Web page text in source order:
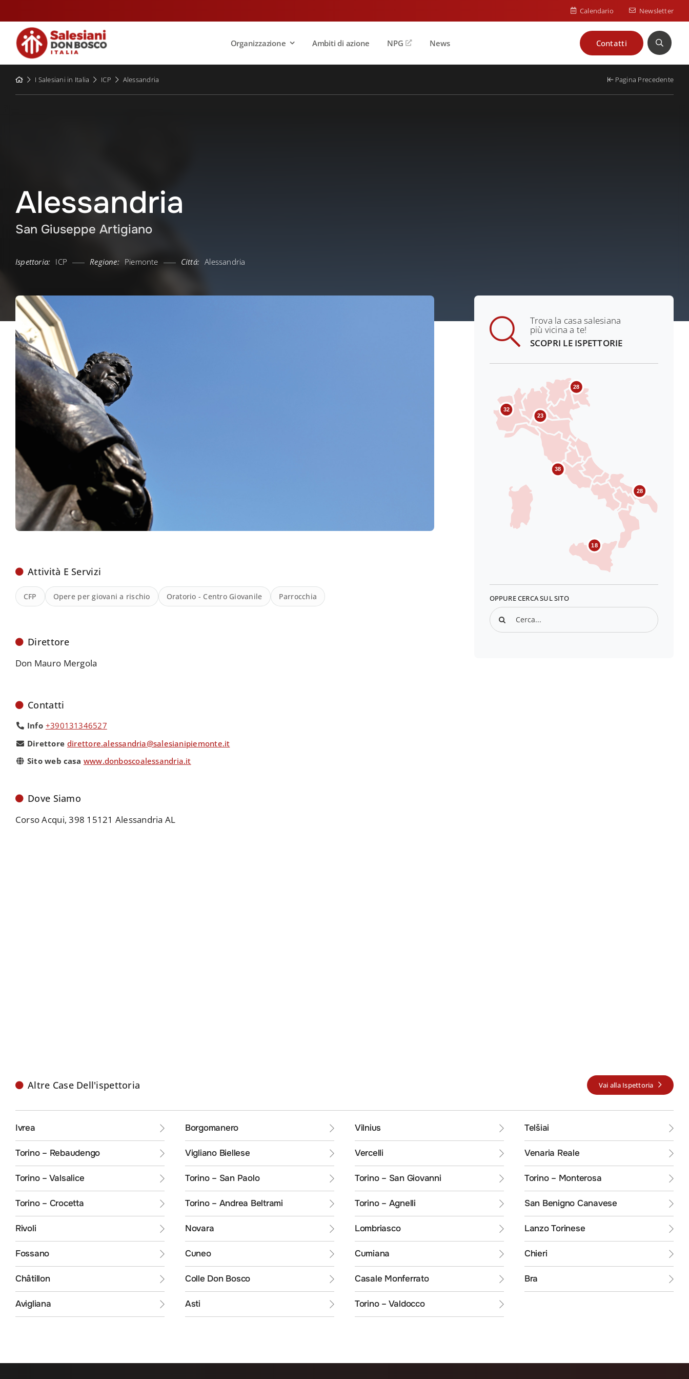
to
content
Calendario Newsletter
Organizzazione Ambiti di azione NPG News Contatti Cerca
I Salesiani in Italia ICP Alessandria Pagina Precedente
Alessandria
San Giuseppe Artigiano
Ispettoria: ICP Regione: Piemonte Cittá: Alessandria
Attività E Servizi
CFP Opere per giovani a rischio Oratorio - Centro Giovanile Parrocchia
Direttore
Don Mauro Mergola
Contatti
Info +390131346527
Direttore direttore.alessandria@salesianipiemonte.it
Sito web casa www.donboscoalessandria.it
Dove Siamo
Corso Acqui, 398 15121 Alessandria AL
Trova la casa salesiana
più vicina a te!
SCOPRI LE ISPETTORIE
32
23
28
38
18
28
OPPURE CERCA SUL SITO
Search
for:
Altre Case Dell'ispettoria Vai alla Ispettoria
ICP
Ivrea Borgomanero Vilnius Telšiai
Torino – Rebaudengo Vigliano Biellese Vercelli Venaria Reale
Torino – Valsalice Torino – San Paolo Torino – San Giovanni Torino – Monterosa
Torino – Crocetta Torino – Andrea Beltrami Torino – Agnelli San Benigno Canavese
Rivoli Novara Lombriasco Lanzo Torinese
Fossano Cuneo Cumiana Chieri
Châtillon Colle Don Bosco Casale Monferrato Bra
Avigliana Asti Torino – Valdocco